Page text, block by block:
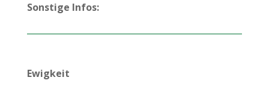
Sonstige Infos:
Ewigkeit